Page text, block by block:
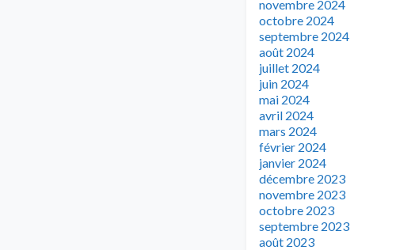
novembre 2024
octobre 2024
septembre 2024
août 2024
juillet 2024
juin 2024
mai 2024
avril 2024
mars 2024
février 2024
janvier 2024
décembre 2023
novembre 2023
octobre 2023
septembre 2023
août 2023